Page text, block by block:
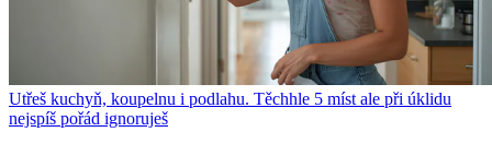
Utřeš kuchyň, koupelnu i podlahu. Těchhle 5 míst ale při úklidu
nejspíš pořád ignoruješ